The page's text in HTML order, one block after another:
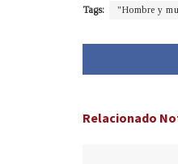
Tags: "Hombre y
Relacionado